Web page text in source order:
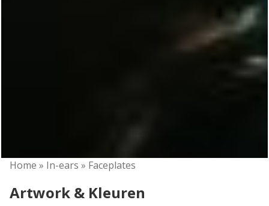
Home » In-ears » Faceplates
Artwork & Kleuren